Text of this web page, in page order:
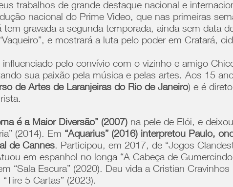
trabalhos de grande destaque nacional e
nacional do Prime Video, que nas primeiras
tem gravada a segunda temporada, ainda sem data
e mostrará a luta pelo poder em Cratará,
pelo convívio com o vizinho e amigo
sua paixão pela música e pelas artes. Aos 15
de Artes de Laranjeiras do Rio de Janeiro) e é
é a Maior Diversão” (2007) na pele de Elói, e
(2014). Em “Aquarius” (2016) interpretou Paulo,
de Cannes. Participou, em 2017, de “Jogos
em espanhol no longa “A Cabeça de
“Sala Escura” (2020). Deu vida a Cristian
5 Cartas” (2023).